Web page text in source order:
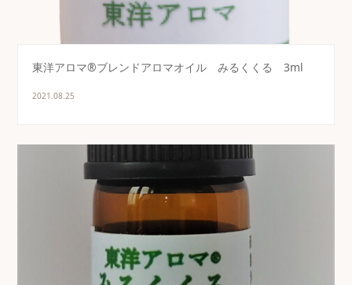
東洋アロマ®ブレンドアロマオイル みるくくる 3ml
2021.08.25